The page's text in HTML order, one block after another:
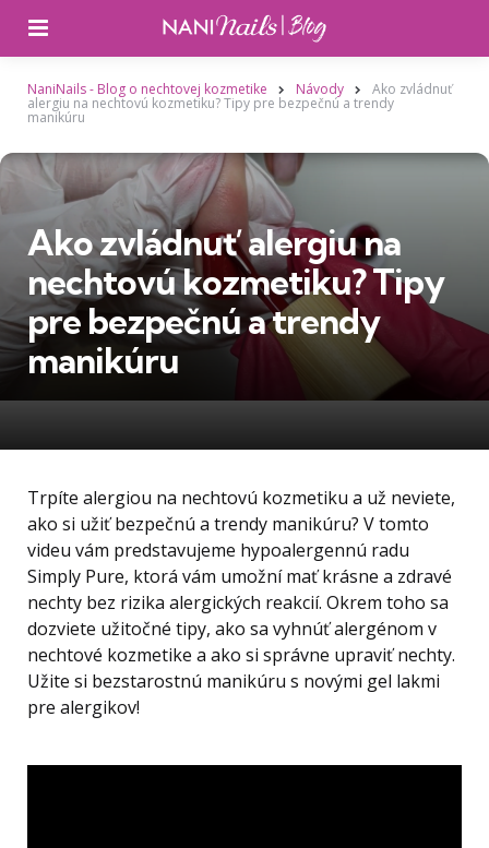
NaniNails - Blog o nechtovej kozmetike Návody Ako zvládnuť
alergiu na nechtovú kozmetiku? Tipy pre bezpečnú a trendy
manikúru
Ako zvládnuť alergiu na
nechtovú kozmetiku? Tipy
pre bezpečnú a trendy
manikúru
Trpíte alergiou na nechtovú kozmetiku a už neviete,
ako si užiť bezpečnú a trendy manikúru? V tomto
videu vám predstavujeme hypoalergennú radu
Simply Pure, ktorá vám umožní mať krásne a zdravé
nechty bez rizika alergických reakcií. Okrem toho sa
dozviete užitočné tipy, ako sa vyhnúť alergénom v
nechtové kozmetike a ako si správne upraviť nechty.
Užite si bezstarostnú manikúru s novými gel lakmi
pre alergikov!